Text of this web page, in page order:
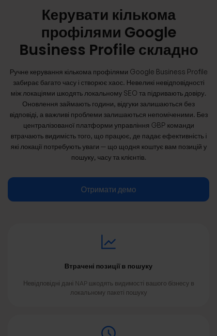
Керувати кількома
профілями Google
Business Profile складно
Ручне керування кількома профілями Google Business Profile
забирає багато часу і створює хаос. Невеликі невідповідності
між локаціями шкодять локальному SEO та підривають довіру.
Оновлення займають години, відгуки залишаються без
відповіді, а важливі проблеми залишаються непоміченими. Без
централізованої платформи управління GBP команди
втрачають видимість того, що працює, де падає ефективність і
які локації потребують уваги — що щодня коштує вам позицій у
пошуку, часу та клієнтів.
Отримати демо
Втрачені позиції в пошуку
Невідповідні дані NAP шкодять видимості вашого бізнесу в
локальному пакеті пошуку